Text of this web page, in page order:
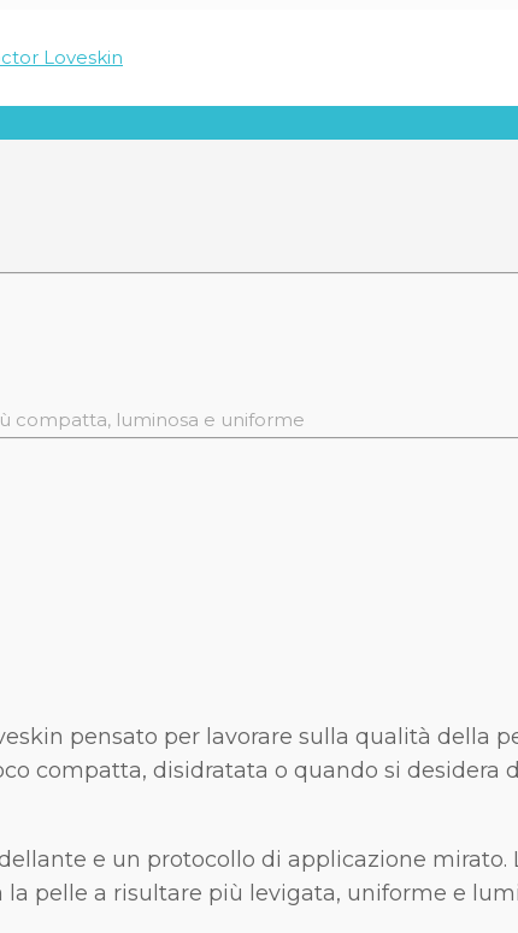
compatta, luminosa e uniforme
pensato per lavorare sulla qualità della
compatta, disidratata o quando si desidera
e un protocollo di applicazione mirato.
pelle a risultare più levigata, uniforme e